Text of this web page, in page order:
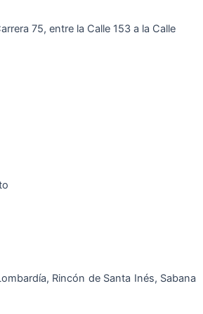
75, entre la Calle 153 a la Calle
Rincón de Santa Inés, Sabana